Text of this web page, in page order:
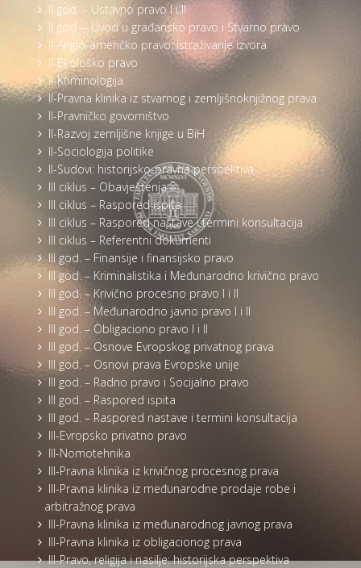
II god. – Ustavno pravo I i II
II god. – Uvod u građansko pravo i Stvarno pravo
II-Anglo-američko pravo: istraživanje izvora
II-Ekološko pravo
II-Kriminologija
II-Pravna klinika iz stvarnog i zemljišnoknjižnog prava
II-Pravničko govorništvo
II-Razvoj zemljišne knjige u BiH
II-Sociologija politike
II-Sudovi: historijsko-pravna perspektiva
III ciklus – Obavještenja
III ciklus – Raspored ispita
III ciklus – Raspored nastave i termini konsultacija
III ciklus – Referentni dokumenti
III god. – Finansije i finansijsko pravo
III god. – Kriminalistika i Međunarodno krivično pravo
III god. – Krivično procesno pravo I i II
III god. – Međunarodno javno pravo I i II
III god. – Obligaciono pravo I i II
III god. – Osnove Evropskog privatnog prava
III god. – Osnovi prava Evropske unije
III god. – Radno pravo i Socijalno pravo
III god. – Raspored ispita
III god. – Raspored nastave i termini konsultacija
III-Evropsko privatno pravo
III-Nomotehnika
III-Pravna klinika iz krivičnog procesnog prava
III-Pravna klinika iz međunarodne prodaje robe i
arbitražnog prava
III-Pravna klinika iz međunarodnog javnog prava
III-Pravna klinika iz obligacionog prava
III-Pravo, religija i nasilje: historijska perspektiva